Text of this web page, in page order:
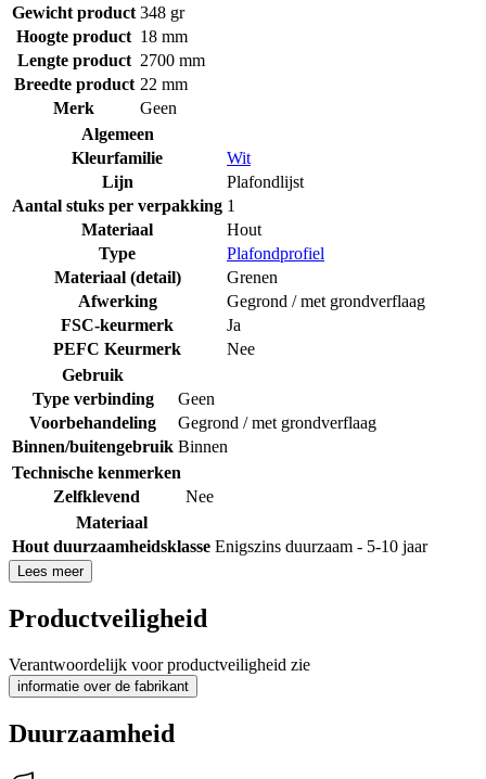
Gewicht product 348 gr
Hoogte product 18 mm
Lengte product 2700 mm
Breedte product 22 mm
Merk
Geen
Algemeen
Kleurfamilie
Wit
Lijn
Plafondlijst
Aantal stuks per verpakking 1
Materiaal
Hout
Type
Plafondprofiel
Materiaal (detail)
Grenen
Afwerking
Gegrond / met grondverflaag
FSC-keurmerk
Ja
PEFC Keurmerk
Nee
Gebruik
Type verbinding
Geen
Voorbehandeling
Gegrond / met grondverflaag
Binnen/buitengebruik Binnen
Technische kenmerken
Zelfklevend
Nee
Materiaal
Hout duurzaamheidsklasse Enigszins duurzaam - 5-10 jaar
Lees meer
Productveiligheid
Verantwoordelijk voor productveiligheid zie
informatie over de fabrikant
Duurzaamheid